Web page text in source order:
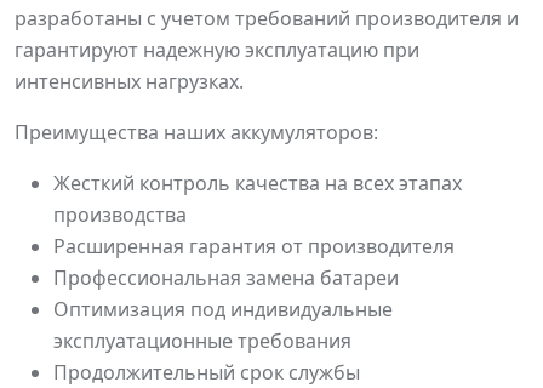
разработаны с учетом требований производителя и
гарантируют надежную эксплуатацию при
интенсивных нагрузках.
Преимущества наших аккумуляторов:
Жесткий контроль качества на всех этапах
производства
Расширенная гарантия от производителя
Профессиональная замена батареи
Оптимизация под индивидуальные
эксплуатационные требования
Продолжительный срок службы